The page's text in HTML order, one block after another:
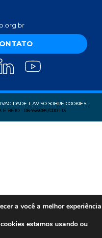
AVISO SOBRE COOKIES
E BETO - 08.458.084/0001-13
a você a melhor experiência
estamos usando ou